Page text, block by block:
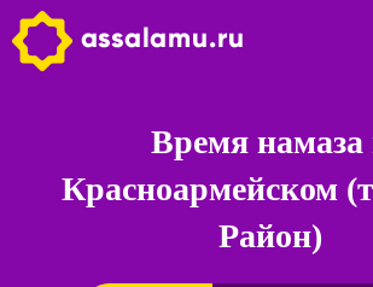
Время намаза
Красноармейском
Район)